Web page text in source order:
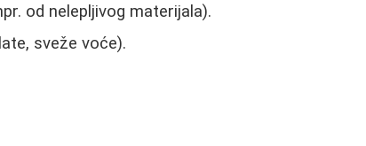
od nelepljivog materijala).
sveže voće).